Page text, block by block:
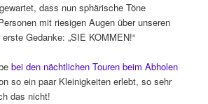
dass nun sphärische Töne
mit riesigen Augen über unseren
Gedanke: „SIE KOMMEN!“
bei den nächtlichen Touren beim Abholen
so ein paar Kleinigkeiten erlebt, so sehr
das nicht!